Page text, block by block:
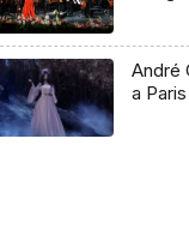
André
a